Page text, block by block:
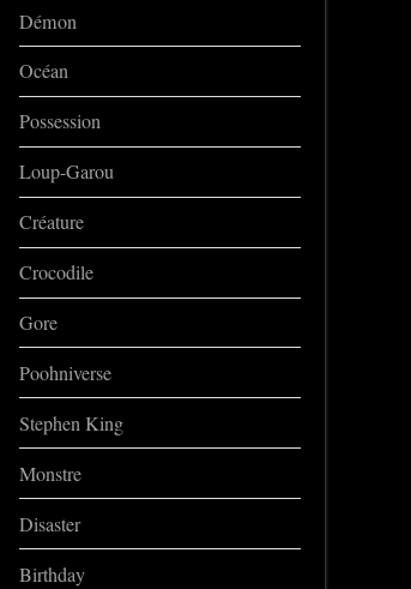
Démon
Océan
Possession
Loup-Garou
Créature
Crocodile
Gore
Poohniverse
Stephen King
Monstre
Disaster
Birthday